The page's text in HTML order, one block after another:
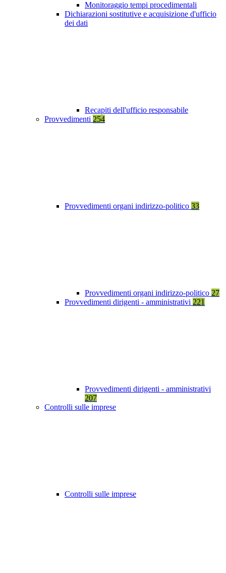
Monitoraggio tempi procedimentali
Dichiarazioni sostitutive e acquisizione d'ufficio
dei dati
Recapiti dell'ufficio responsabile
Provvedimenti 254
Provvedimenti organi indirizzo-politico 33
Provvedimenti organi indirizzo-politico 27
Provvedimenti dirigenti - amministrativi 221
Provvedimenti dirigenti - amministrativi
207
Controlli sulle imprese
Controlli sulle imprese